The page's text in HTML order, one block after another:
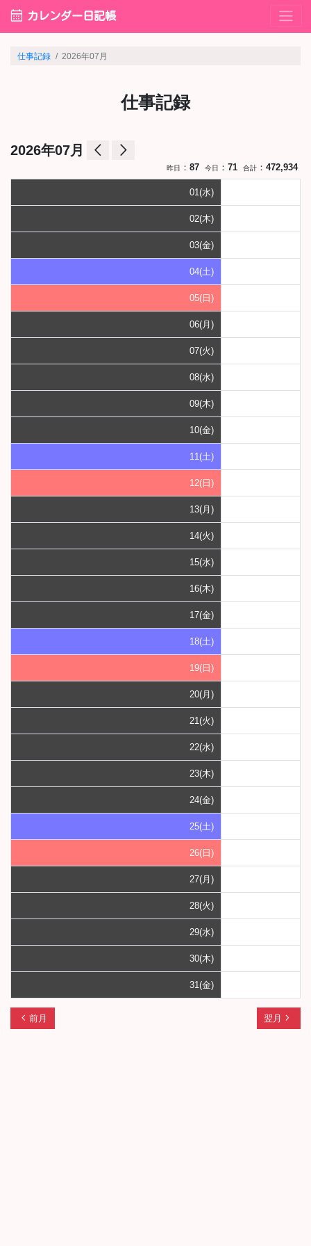
calendar_month カレンダー日記帳
仕事記録 2026年07月
仕事記録
2026年07月 arrow_back_ios arrow_forward_ios
昨日 ： 87 今日 ： 71 合計 ： 472,934
01(水)
02(木)
03(金)
04(土)
05(日)
06(月)
07(火)
08(水)
09(木)
10(金)
11(土)
12(日)
13(月)
14(火)
15(水)
16(木)
17(金)
18(土)
19(日)
20(月)
21(火)
22(水)
23(木)
24(金)
25(土)
26(日)
27(月)
28(火)
29(水)
30(木)
31(金)
chevron_left 前月 翌月 navigate_next